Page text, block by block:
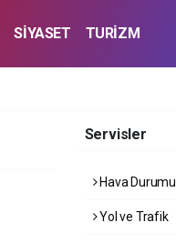
SİYASET TURİZM
Servisler
Hava Durumu
Yol ve Trafik